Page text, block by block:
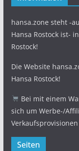
hansa.zone steht -
Hansa Rostock ist-
Rostock!
Die Website
Hansa Rostock!
Bei mit einem
sich um Werbe-/
Seiten